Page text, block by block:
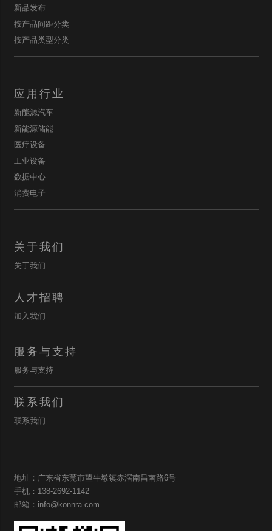
新品发布
按产品间距分类
按产品类型分类
应用行业
新能源汽车
新能源储能
医疗设备
工业设备
数据中心
消费电子
关于我们
关于我们
人才招聘
加入我们
服务与支持
服务与支持
联系我们
联系我们
地址：广东省东莞市望牛墩镇赤滘南昌南路6号
手机：138-2692-1142
邮箱：info@konnra.com